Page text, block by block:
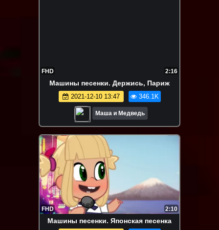
FHD 2:16
Машины песенки. Держись, Париж
2021-12-10 13:47 346.1K
Маша и Медведь
FHD 2:10
Машины песенки. Японская песенка